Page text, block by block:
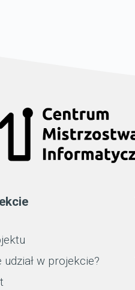
udział w projekcie?